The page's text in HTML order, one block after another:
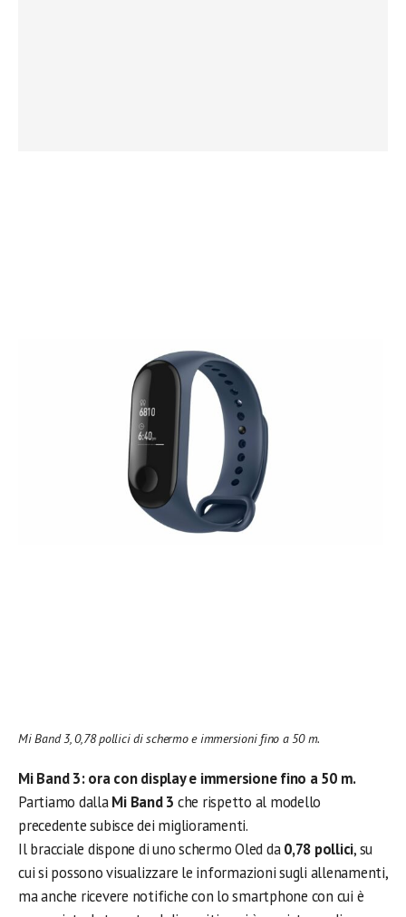
Mi Band 3, 0,78 pollici di schermo e immersioni fino a 50 m.
Mi Band 3: ora con display e immersione fino a 50 m.
Partiamo dallaMi Band 3 che rispetto al modello
precedente subisce dei miglioramenti.
Il bracciale dispone di uno schermo Oled da0,78 pollici, su
cui si possono visualizzare le informazioni sugli allenamenti,
ma anche ricevere notifiche con lo smartphone con cui è